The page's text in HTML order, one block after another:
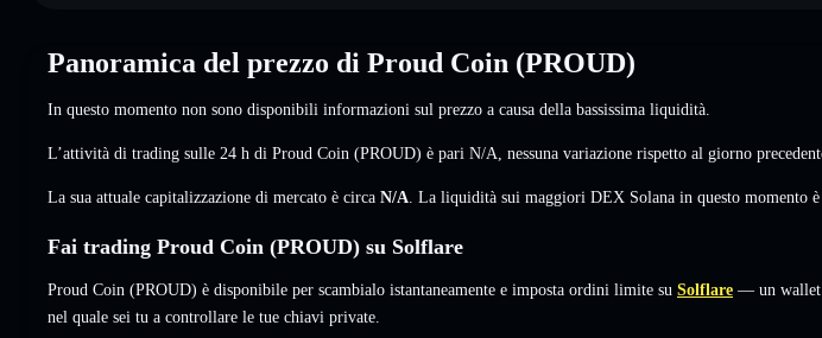
Panoramica del prezzo di Proud Coin (PROUD)
In questo momento non sono disponibili informazioni sul prezzo a causa della bassissima liquidità.
L’attività di trading sulle 24 h di Proud Coin (PROUD) è pari N/A nessuna variazione rispetto al giorno
La sua attuale capitalizzazione di mercato è circa N/A . La liquidità sui maggiori DEX Solana in questo momento
Fai trading Proud Coin (PROUD) su Solflare
Proud Coin (PROUD) è disponibile per scambialo istantaneamente e imposta ordini limite su Solflare — un wallet
nel quale sei tu a controllare le tue chiavi private.